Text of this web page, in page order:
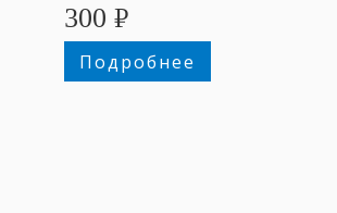
300 ₽
Подробнее